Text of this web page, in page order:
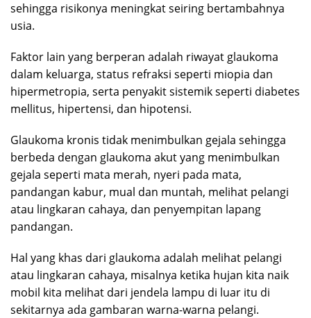
sehingga risikonya meningkat seiring bertambahnya
usia.
Faktor lain yang berperan adalah riwayat glaukoma
dalam keluarga, status refraksi seperti miopia dan
hipermetropia, serta penyakit sistemik seperti diabetes
mellitus, hipertensi, dan hipotensi.
Glaukoma kronis tidak menimbulkan gejala sehingga
berbeda dengan glaukoma akut yang menimbulkan
gejala seperti mata merah, nyeri pada mata,
pandangan kabur, mual dan muntah, melihat pelangi
atau lingkaran cahaya, dan penyempitan lapang
pandangan.
Hal yang khas dari glaukoma adalah melihat pelangi
atau lingkaran cahaya, misalnya ketika hujan kita naik
mobil kita melihat dari jendela lampu di luar itu di
sekitarnya ada gambaran warna-warna pelangi.